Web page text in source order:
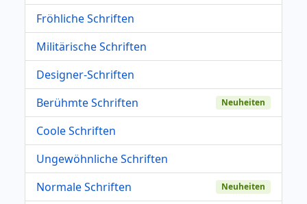
Fröhliche Schriften
Militärische Schriften
Designer-Schriften
Berühmte Schriften
Neuheiten
Coole Schriften
Ungewöhnliche Schriften
Normale Schriften
Neuheiten